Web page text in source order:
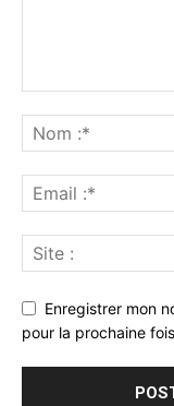
Enregistrer mon
pour la prochaine